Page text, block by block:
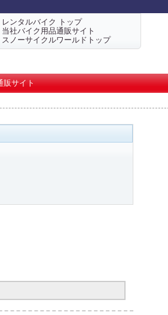
レンタルバイク トップ
当社バイク用品通販サイト
スノーサイクルワールドトップ
販サイト